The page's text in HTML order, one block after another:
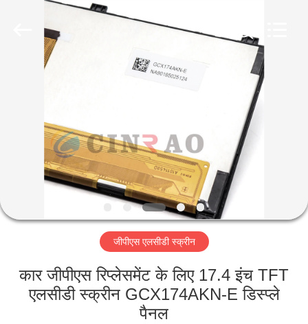
उत्पादों
दिखाएँ
हमारे
जीपीएस एलसीडी स्क्रीन
कार जीपीएस रिप्लेसमेंट के लिए 17.4 इंच TFT
एलसीडी स्क्रीन GCX174AKN-E डिस्प्ले
पैनल